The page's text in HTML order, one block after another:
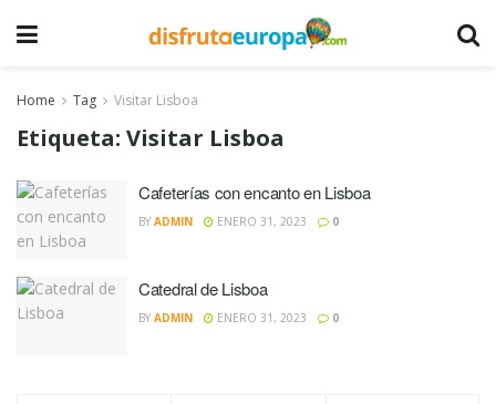
Home Tag Visitar Lisboa
Etiqueta: Visitar Lisboa
Cafeterías con encanto en Lisboa
BY ADMIN ENERO 31, 2023 0
Catedral de Lisboa
BY ADMIN ENERO 31, 2023 0